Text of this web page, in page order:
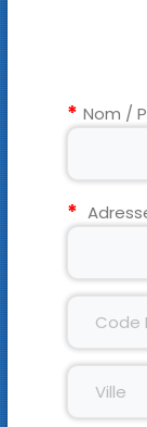
Nom /